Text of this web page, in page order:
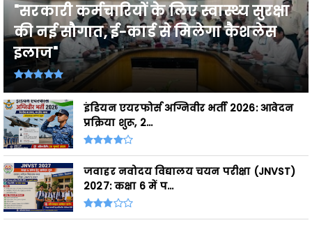
"सरकारी कर्मचारियों के लिए स्वास्थ्य सुरक्षा
की नई सौगात, ई-कार्ड से मिलेगा कैशलेस
इलाज"
इंडियन एयरफोर्स अग्निवीर भर्ती 2026: आवेदन
प्रक्रिया शुरू, 2...
जवाहर नवोदय विद्यालय चयन परीक्षा (JNVST)
2027: कक्षा 6 में प...